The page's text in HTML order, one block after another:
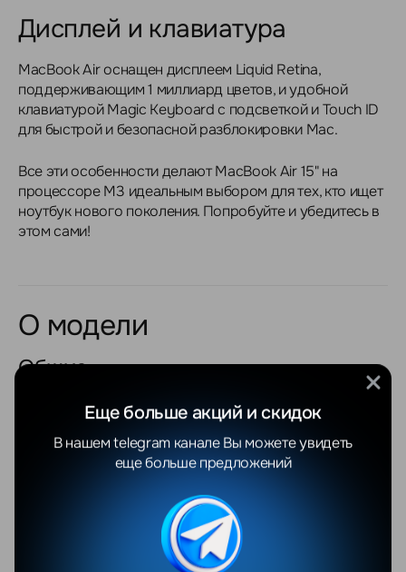
Дисплей и клавиатура
MacBook Air оснащен дисплеем Liquid Retina,
поддерживающим 1 миллиард цветов, и удобной
клавиатурой Magic Keyboard с подсветкой и Touch ID
для быстрой и безопасной разблокировки Mac.
Все эти особенности делают MacBook Air 15" на
процессоре M3 идеальным выбором для тех, кто ищет
ноутбук нового поколения. Попробуйте и убедитесь в
этом сами!
О модели
Общие
Продуктовая линейка Apple MacBook Air
классический
Apple Silicon (2023)
Еще больше акций и скидок
В нашем telegram канале Вы можете увидеть
еще больше предложений